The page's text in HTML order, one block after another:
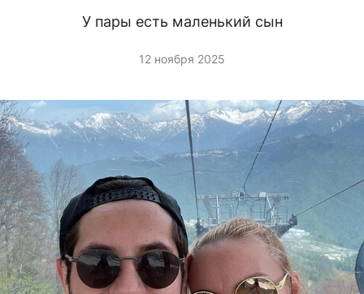
У пары есть маленький сын
12 ноября 2025